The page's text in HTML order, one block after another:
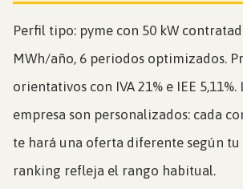
Perfil tipo: pyme con 50 kW
MWh/año, 6 periodos optimizados.
orientativos con IVA 21% e IEE 5,11%.
empresa son personalizados: cada
te hará una oferta diferente según tu
ranking refleja el rango habitual.